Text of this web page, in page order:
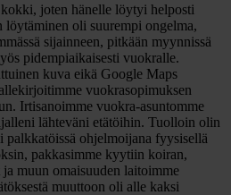
joten hänelle löytyi helposti
oli suurempi ongelma,
sijainneen, pitkään myynnissä
pidempiaikaisesti vuokralle.
kuva eikä Google Maps
vuokrasopimuksen
Irtisanoimme vuokra-asuntomme
lähteväni etätöihin. Tuolloin olin
ohjelmoijana fyysisellä
pakkasimme kyytiin koiran,
muun omaisuuden laitoimme
muuttoon oli alle kaksi